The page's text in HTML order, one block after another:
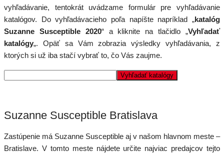
vyhľadávanie, tentokrát uvádzame formulár pre vyhľadávanie
katalógov. Do vyhľadávacieho poľa napíšte napríklad „katalóg
Suzanne Susceptible 2020“ a kliknite na tlačidlo „Vyhľadať
katalógy„. Opäť sa Vám zobrazia výsledky vyhľadávania, z
ktorých si už iba stačí vybrať to, čo Vás zaujme.
Suzanne Susceptible Bratislava
Zastúpenie má Suzanne Susceptible aj v našom hlavnom meste –
Bratislave. V tomto meste nájdete určite najviac predajcov tejto